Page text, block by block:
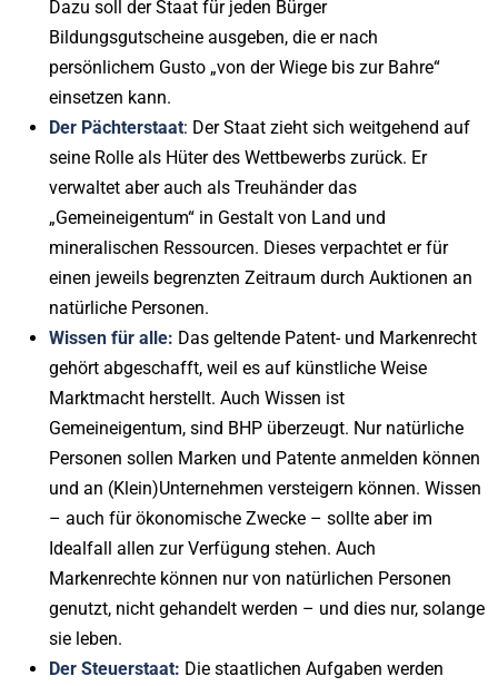
Dazu soll der Staat für jeden Bürger
Bildungsgutscheine ausgeben, die er nach
persönlichem Gusto „von der Wiege bis zur Bahre“
einsetzen kann.
Der Pächterstaat: Der Staat zieht sich weitgehend auf
seine Rolle als Hüter des Wettbewerbs zurück. Er
verwaltet aber auch als Treuhänder das
„Gemeineigentum“ in Gestalt von Land und
mineralischen Ressourcen. Dieses verpachtet er für
einen jeweils begrenzten Zeitraum durch Auktionen an
natürliche Personen.
Wissen für alle: Das geltende Patent- und Markenrecht
gehört abgeschafft, weil es auf künstliche Weise
Marktmacht herstellt. Auch Wissen ist
Gemeineigentum, sind BHP überzeugt. Nur natürliche
Personen sollen Marken und Patente anmelden können
und an (Klein)Unternehmen versteigern können. Wissen
– auch für ökonomische Zwecke – sollte aber im
Idealfall allen zur Verfügung stehen. Auch
Markenrechte können nur von natürlichen Personen
genutzt, nicht gehandelt werden – und dies nur, solange
sie leben.
Der Steuerstaat: Die staatlichen Aufgaben werden